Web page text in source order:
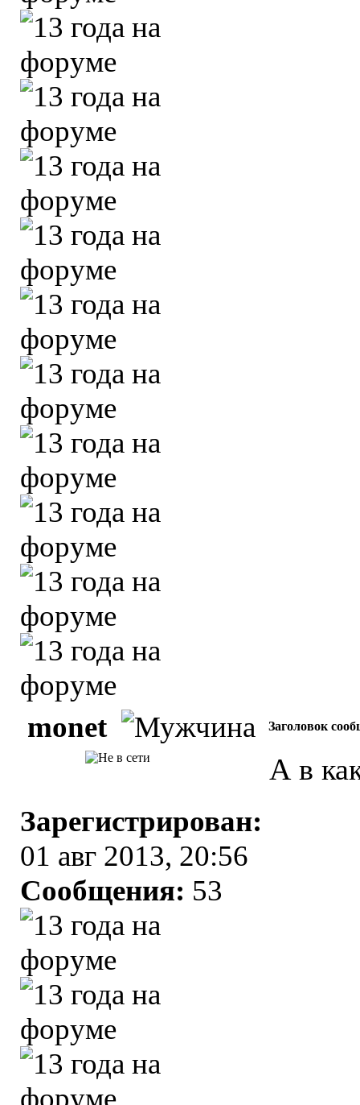
monet Заголовок
Зарегистрирован:
01 авг 2013, 20:56
Сообщения: 53
А в